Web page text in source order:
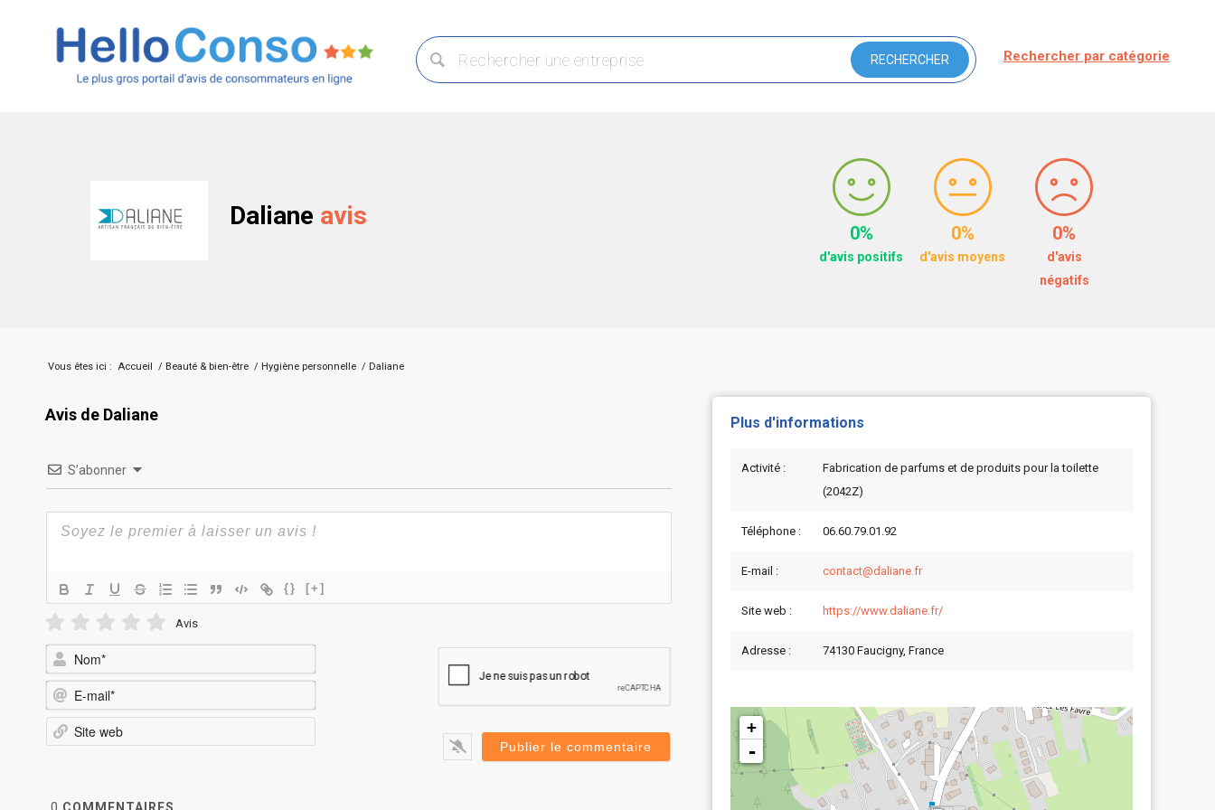
Rechercher par catégorie
Daliane avis
0%
d'avis positifs
0%
d'avis moyens
0%
d'avis
négatifs
Vous êtes ici : Accueil / Beauté & bien-être / Hygiène personnelle / Daliane
Avis de Daliane
S’abonner
{} [+]
Avis
mail*
Plus d'informations
Activité :
Fabrication de parfums et de produits pour la toilette
(2042Z)
Téléphone : 06.60.79.01.92
E-mail : contact@daliane.fr
Site web : https://www.daliane.fr/
Adresse : 74130 Faucigny, France
+
-